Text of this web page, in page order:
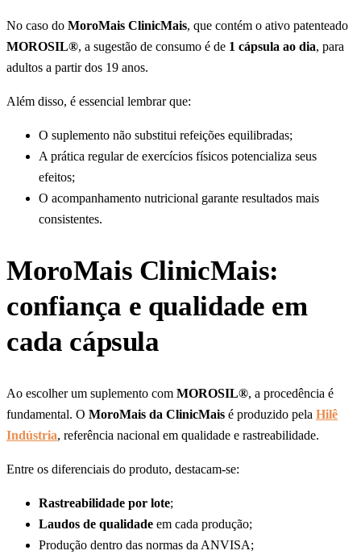
No caso do MoroMais ClinicMais, que contém o ativo patenteado
MOROSIL®, a sugestão de consumo é de 1 cápsula ao dia, para
adultos a partir dos 19 anos.
Além disso, é essencial lembrar que:
O suplemento não substitui refeições equilibradas;
A prática regular de exercícios físicos potencializa seus
efeitos;
O acompanhamento nutricional garante resultados mais
consistentes.
MoroMais ClinicMais:
confiança e qualidade em
cada cápsula
Ao escolher um suplemento com MOROSIL®, a procedência é
fundamental. O MoroMais da ClinicMais é produzido pela Hilê
Indústria, referência nacional em qualidade e rastreabilidade.
Entre os diferenciais do produto, destacam-se:
Rastreabilidade por lote;
Laudos de qualidade em cada produção;
Produção dentro das normas da ANVISA;